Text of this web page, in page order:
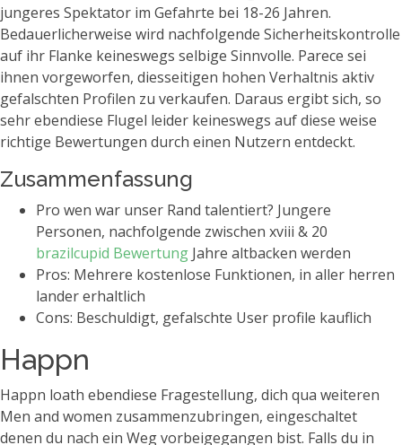
jungeres Spektator im Gefahrte bei 18-26 Jahren.
Bedauerlicherweise wird nachfolgende Sicherheitskontrolle
auf ihr Flanke keineswegs selbige Sinnvolle. Parece sei
ihnen vorgeworfen, diesseitigen hohen Verhaltnis aktiv
gefalschten Profilen zu verkaufen. Daraus ergibt sich, so
sehr ebendiese Flugel leider keineswegs auf diese weise
richtige Bewertungen durch einen Nutzern entdeckt.
Zusammenfassung
Pro wen war unser Rand talentiert? Jungere
Personen, nachfolgende zwischen xviii & 20
brazilcupid Bewertung Jahre altbacken werden
Pros: Mehrere kostenlose Funktionen, in aller herren
lander erhaltlich
Cons: Beschuldigt, gefalschte User profile kauflich
Happn
Happn loath ebendiese Fragestellung, dich qua weiteren
Men and women zusammenzubringen, eingeschaltet
denen du nach ein Weg vorbeigegangen bist. Falls du in